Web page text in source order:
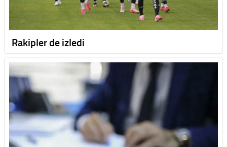
Rakipler de izledi